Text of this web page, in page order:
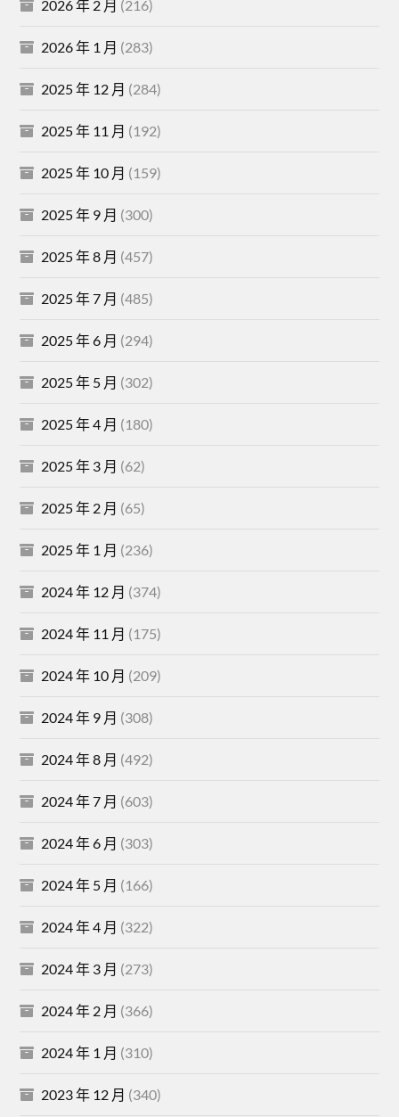
2026 年 2 月 (216)
2026 年 1 月 (283)
2025 年 12 月 (284)
2025 年 11 月 (192)
2025 年 10 月 (159)
2025 年 9 月 (300)
2025 年 8 月 (457)
2025 年 7 月 (485)
2025 年 6 月 (294)
2025 年 5 月 (302)
2025 年 4 月 (180)
2025 年 3 月 (62)
2025 年 2 月 (65)
2025 年 1 月 (236)
2024 年 12 月 (374)
2024 年 11 月 (175)
2024 年 10 月 (209)
2024 年 9 月 (308)
2024 年 8 月 (492)
2024 年 7 月 (603)
2024 年 6 月 (303)
2024 年 5 月 (166)
2024 年 4 月 (322)
2024 年 3 月 (273)
2024 年 2 月 (366)
2024 年 1 月 (310)
2023 年 12 月 (340)